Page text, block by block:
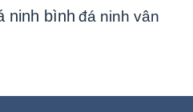
ninh bình đá ninh vân